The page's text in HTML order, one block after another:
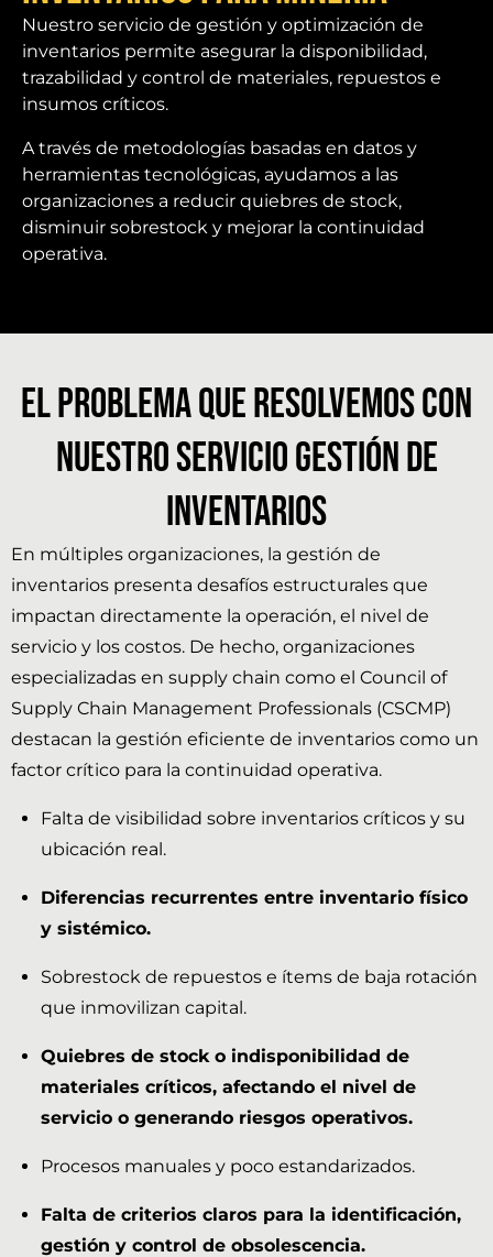
Nuestro servicio de gestión y optimización de
inventarios permite asegurar la disponibilidad,
trazabilidad y control de materiales, repuestos e
insumos críticos.
A través de metodologías basadas en datos y
herramientas tecnológicas, ayudamos a las
organizaciones a reducir quiebres de stock,
disminuir sobrestock y mejorar la continuidad
operativa.
El problema que resolvemos con
nuestro Servicio Gestión de
Inventarios
En múltiples organizaciones, la gestión de
inventarios presenta desafíos estructurales que
impactan directamente la operación, el nivel de
servicio y los costos. De hecho, organizaciones
especializadas en supply chain como el Council of
Supply Chain Management Professionals (CSCMP)
destacan la gestión eficiente de inventarios como un
factor crítico para la continuidad operativa.
Falta de visibilidad sobre inventarios críticos y su
ubicación real.
Diferencias recurrentes entre inventario físico
y sistémico.
Sobrestock de repuestos e ítems de baja rotación
que inmovilizan capital.
Quiebres de stock o indisponibilidad de
materiales críticos, afectando el nivel de
servicio o generando riesgos operativos.
Procesos manuales y poco estandarizados.
Falta de criterios claros para la identificación,
gestión y control de obsolescencia.